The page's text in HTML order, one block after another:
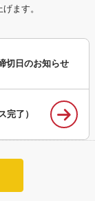
ます。
切日のお知らせ
完了）